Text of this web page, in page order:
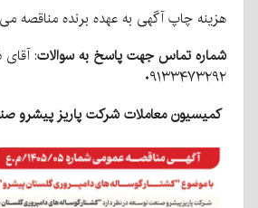
هزینه چاپ آگهی به عهده برنده مناقصه
شماره تماس جهت پاسخ به سوالات:
۰۹۱۳۳۴۷۳۲۹۲
کمیسیون معاملات شرکت پاریز پیشرو